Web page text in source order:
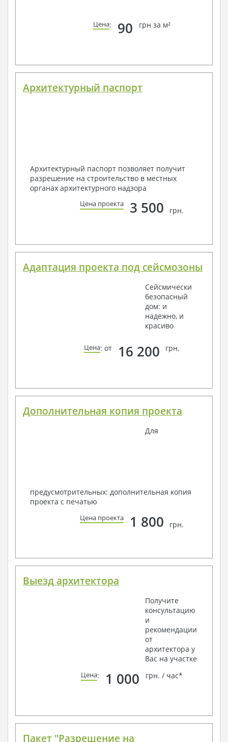
Цена: 90 грн за м²
Архитектурный паспорт
Архитектурный паспорт позволяет получит
разрешение на строительство в местных
органах архитектурного надзора
Цена проекта 3 500 грн.
Адаптация проекта под сейсмозоны
Сейсмически
безопасный
дом: и
надежно, и
красиво
Цена: от 16 200 грн.
Дополнительная копия проекта
Для
предусмотрительных: дополнительная копия
проекта с печатью
Цена проекта 1 800 грн.
Выезд архитектора
Получите
консультацию
и
рекомендации
от
архитектора у
Вас на участке
Цена: 1 000 грн. / час*
Пакет "Разрешение на